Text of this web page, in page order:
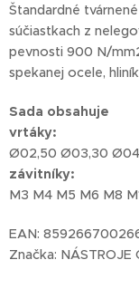
Štandardné
súčiastkach z
pevnosti 900 N/
spekanej ocele,
Sada obsahuje
vrtáky:
Ø02,50 Ø03,30
závitníky:
M3 M4 M5 M6 M8
EAN:
Značka: NÁSTROJE